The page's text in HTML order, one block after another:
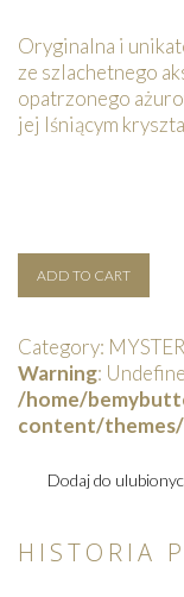
Oryginalna i
ze szlachetnego
opatrzonego
jej lśniącym
ADD TO CART
Category:
Warning:
/home/
content/
Dodaj do
HISTORIA